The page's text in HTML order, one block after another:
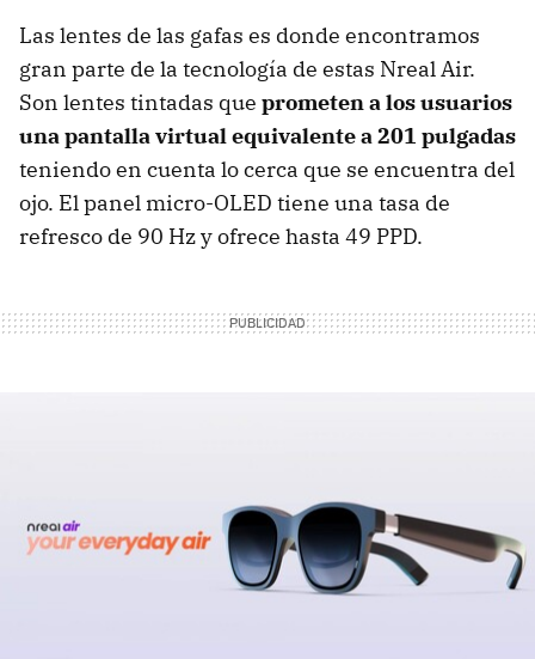
Las lentes de las gafas es donde encontramos
gran parte de la tecnología de estas Nreal Air.
Son lentes tintadas que prometen a los usuarios
una pantalla virtual equivalente a 201 pulgadas
teniendo en cuenta lo cerca que se encuentra del
ojo. El panel micro-OLED tiene una tasa de
refresco de 90 Hz y ofrece hasta 49 PPD.